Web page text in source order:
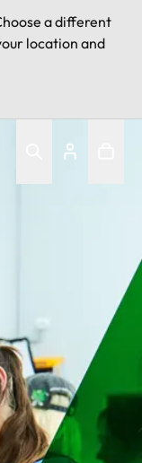
a different
location and